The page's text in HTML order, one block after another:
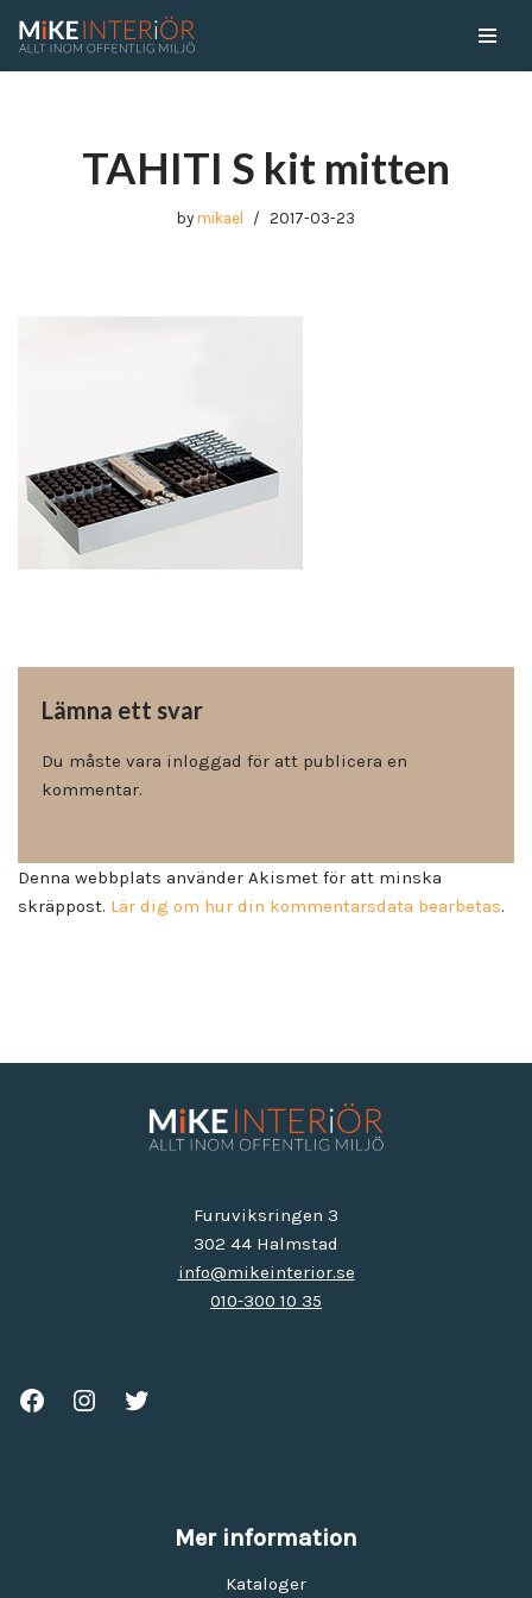
TAHITI S kit mitten
by mikael 2017-03-23
Lämna ett svar
Du måste vara inloggad för att publicera en
kommentar.
Denna webbplats använder Akismet för att minska
skräppost. Lär dig om hur din kommentarsdata bearbetas.
Furuviksringen 3
302 44 Halmstad
info@mikeinterior.se
010-300 10 35
Mer information
Kataloger